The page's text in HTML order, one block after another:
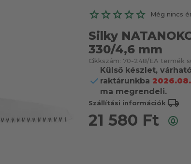
Még nincs
Silky
330/4,6 mm
Cikkszám: 70-248/EA termék
Külső készlet,
raktárunkba
ma megrendeli.
Szállítási információk local_shipping
21 580 Ft